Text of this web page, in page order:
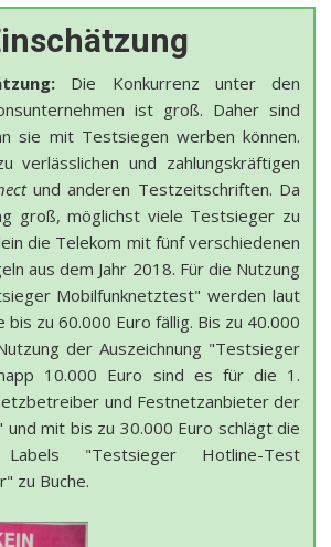
Die Konkurrenz unter den
ist groß. Daher sind
sie mit Testsiegen werben können.
verlässlichen und zahlungskräftigen
und anderen Testzeitschriften. Da
groß, möglichst viele Testsieger zu
die Telekom mit fünf verschiedenen
aus dem Jahr 2018. Für die Nutzung
Mobilfunknetztest" werden laut
bis zu 60.000 Euro fällig. Bis zu 40.000
der Auszeichnung "Testsieger
10.000 Euro sind es für die 1.
und Festnetzanbieter der
und mit bis zu 30.000 Euro schlägt die
"Testsieger Hotline-Test
zu Buche.